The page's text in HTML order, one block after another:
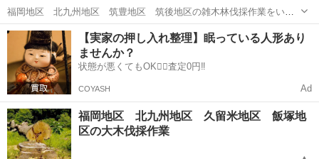
福岡地区 北九州地区 筑豊地区 筑後地区の雑木林伐採作業をいた
します。福岡県内ならどこでもお伺い致します。0120333079までお問
い合わせ下さい
福岡 福岡市 草刈り
【実家の押し入れ整理】眠っている人形あり
ませんか？
状態が悪くてもOK🙆‍♀️査定0円‼️
COYASH Ad
福岡地区 北九州地区 久留米地区 飯塚地
区の大木伐採作業